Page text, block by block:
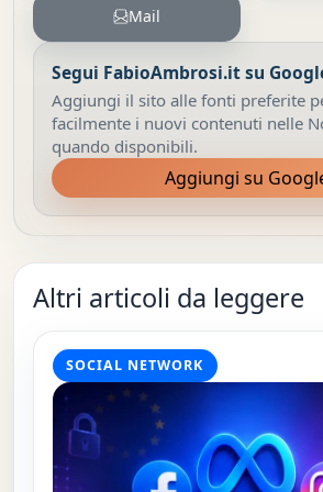
Mail
Segui FabioAmbrosi.it su
Aggiungi il sito alle fonti preferite
facilmente i nuovi contenuti nelle
quando disponibili.
Aggiungi su
Altri articoli da leggere
SOCIAL NETWORK